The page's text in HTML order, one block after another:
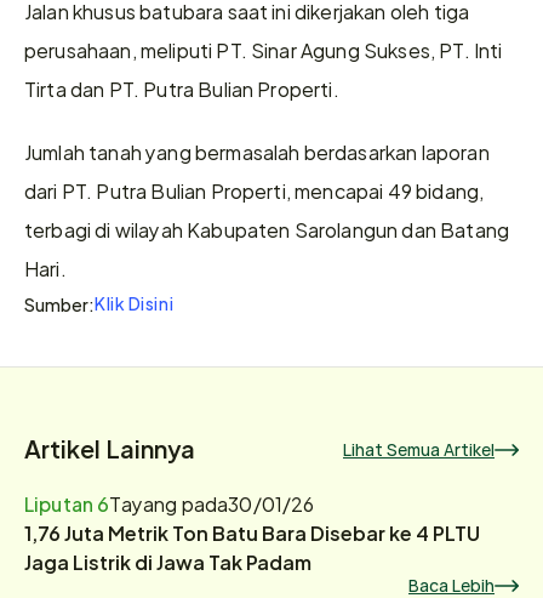
Jalan khusus batubara saat ini dikerjakan oleh tiga
perusahaan, meliputi PT. Sinar Agung Sukses, PT. Inti
Tirta dan PT. Putra Bulian Properti.
Jumlah tanah yang bermasalah berdasarkan laporan
dari PT. Putra Bulian Properti, mencapai 49 bidang,
terbagi di wilayah Kabupaten Sarolangun dan Batang
Hari.
Sumber:Klik Disini
Artikel Lainnya Lihat Semua Artikel
Liputan 6Tayang pada30/01/26
1,76 Juta Metrik Ton Batu Bara Disebar ke 4 PLTU
Jaga Listrik di Jawa Tak Padam
Baca Lebih